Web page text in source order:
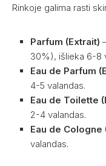
Rinkoje galima rasti
Parfum (Extrait)
30%), išlieka 6-8
Eau de Parfum
4-5 valandas.
Eau de Toilette
2-4 valandas.
Eau de Cologne
valandas.